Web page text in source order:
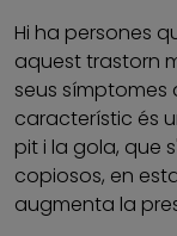
Hi ha persones
aquest trastorn
seus símptomes
característic és
pit i la gola, que
copiosos, en
augmenta la